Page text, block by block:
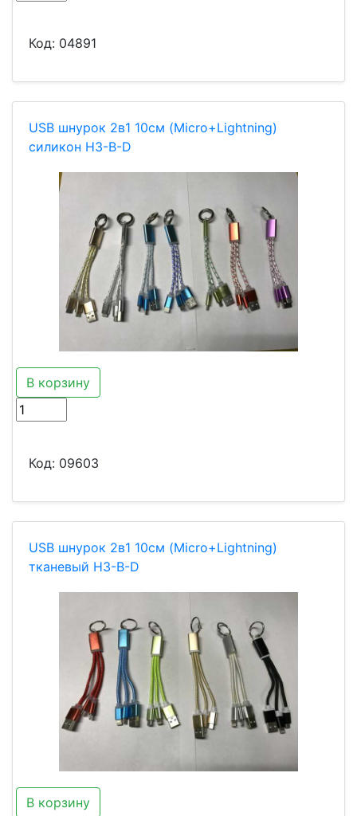
Код: 04891
USB шнурок 2в1 10см (Micro+Lightning)
силикон H3-B-D
В корзину
Код: 09603
USB шнурок 2в1 10см (Micro+Lightning)
тканевый H3-B-D
В корзину